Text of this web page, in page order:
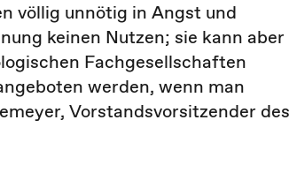
völlig unnötig in Angst und
keinen Nutzen; sie kann aber
Fachgesellschaften
werden, wenn man
Vorstandsvorsitzender des